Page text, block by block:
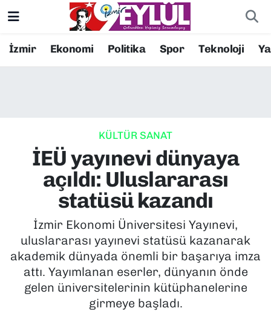
İzmir Ekonomi Politika Spor Teknoloji
KÜLTÜR SANAT
İEÜ yayınevi dünyaya
açıldı: Uluslararası
statüsü kazandı
İzmir Ekonomi Üniversitesi Yayınevi,
uluslararası yayınevi statüsü kazanarak
akademik dünyada önemli bir başarıya imza
attı. Yayımlanan eserler, dünyanın önde
gelen üniversitelerinin kütüphanelerine
girmeye başladı.
Resmi İlanlar
EKONOMİ
KÜLTÜR SANAT
MAGAZİN
POLİTİKA
SAĞLIK
Konak Nöbetçi Eczaneler
Süper Lig Puan Durumu ve Fikstür
Tüm Manşetler
Son Dakika Haberleri
Haber Arşivi